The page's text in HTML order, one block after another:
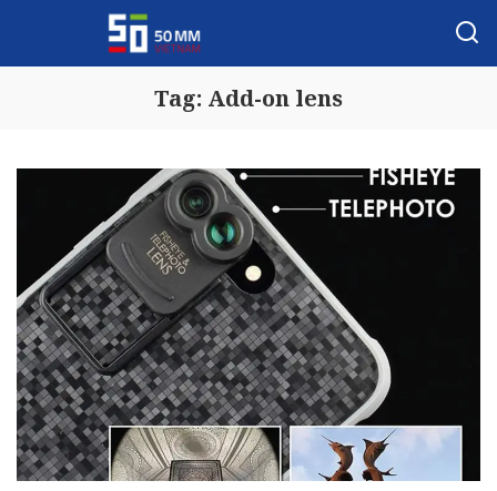
Tag: Add-on lens